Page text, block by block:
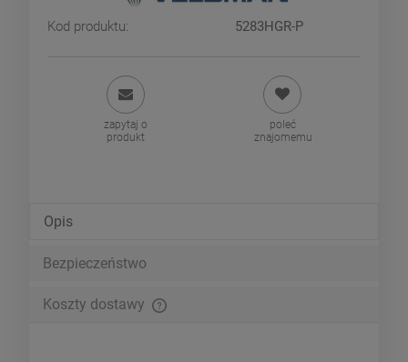
Kod produktu: 5283HGR-P
zapytaj o
produkt
poleć
znajomemu
Opis
Bezpieczeństwo
Koszty dostawy